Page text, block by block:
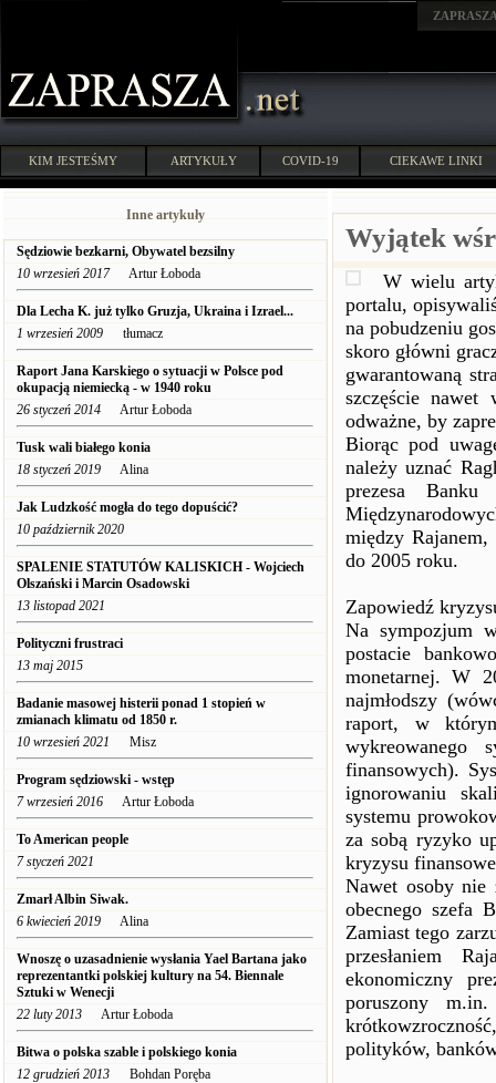
KIM JESTEŚMY ARTYKUŁY COVID-19 CIEKAWE LINKI
Inne artykuły
Sędziowie bezkarni, Obywatel bezsilny
10 wrzesień 2017Artur Łoboda
Dla Lecha K. już tylko Gruzja, Ukraina i Izrael...
1 wrzesień 2009 tłumacz
Raport Jana Karskiego o sytuacji w Polsce pod
okupacją niemiecką - w 1940 roku
26 styczeń 2014 Artur Łoboda
Tusk wali białego konia
18 styczeń 2019 Alina
Jak Ludzkość mogła do tego dopuścić?
10 październik 2020
SPALENIE STATUTÓW KALISKICH - Wojciech
Olszański i Marcin Osadowski
13 listopad 2021
Polityczni frustraci
13 maj 2015
Badanie masowej histerii ponad 1 stopień w
zmianach klimatu od 1850 r.
10 wrzesień 2021 Misz
Program sędziowski - wstęp
7 wrzesień 2016 Artur Łoboda
To American people
7 styczeń 2021
Zmarł Albin Siwak.
6 kwiecień 2019 Alina
Wnoszę o uzasadnienie wysłania Yael Bartana jako
reprezentantki polskiej kultury na 54. Biennale
Sztuki w Wenecji
22 luty 2013 Artur Łoboda
Bitwa o polska szable i polskiego konia
12 grudzień 2013 Bohdan Poręba
Wyjątek
W wielu
portalu,
na pobudzeniu
skoro główni
gwarantowaną
szczęście
odważne, by
Biorąc pod
należy uznać
prezesa
między
do 2005 roku.
Zapowiedź
Na sympozjum
postacie
monetarnej. W
najmłodszy
raport, w
wykreowanego
finansowych).
ignorowaniu
systemu
za sobą ryzyko
kryzysu
Nawet osoby nie
obecnego szefa
Zamiast tego
przesłaniem
ekonomiczny
poruszony
polityków,